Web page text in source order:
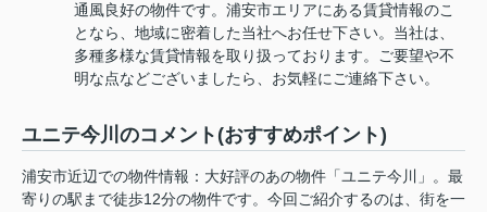
通風良好の物件です。浦安市エリアにある賃貸情報のこ
となら、地域に密着した当社へお任せ下さい。当社は、
多種多様な賃貸情報を取り扱っております。ご要望や不
明な点などございましたら、お気軽にご連絡下さい。
ユニテ今川のコメント(おすすめポイント)
浦安市近辺での物件情報：大好評のあの物件「ユニテ今川」。最
寄りの駅まで徒歩12分の物件です。今回ご紹介するのは、街を一